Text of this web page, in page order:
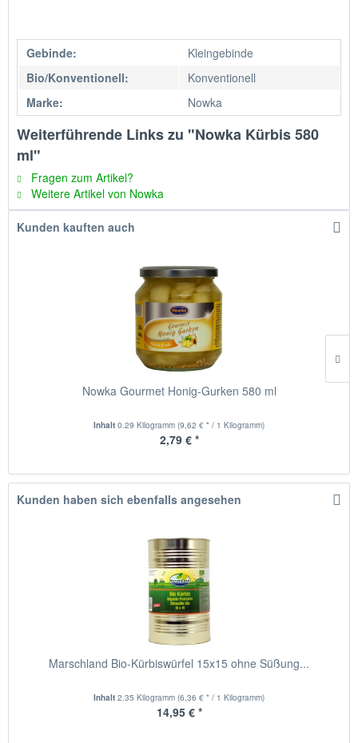
Gebinde:
Kleingebinde
Bio/Konventionell:
Konventionell
Marke:
Nowka
Weiterführende Links zu "Nowka Kürbis 580
ml"
Fragen zum Artikel?
Weitere Artikel von Nowka
Kunden kauften auch
Nowka Gourmet Honig-Gurken 580 ml
Inhalt 0.29 Kilogramm (9,62 € * / 1 Kilogramm)
2,79 € *
Kunden haben sich ebenfalls angesehen
Marschland Bio-Kürbiswürfel 15x15 ohne Süßung...
Inhalt 2.35 Kilogramm (6,36 € * / 1 Kilogramm)
14,95 € *